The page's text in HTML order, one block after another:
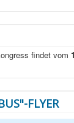
findet vom
FLYER